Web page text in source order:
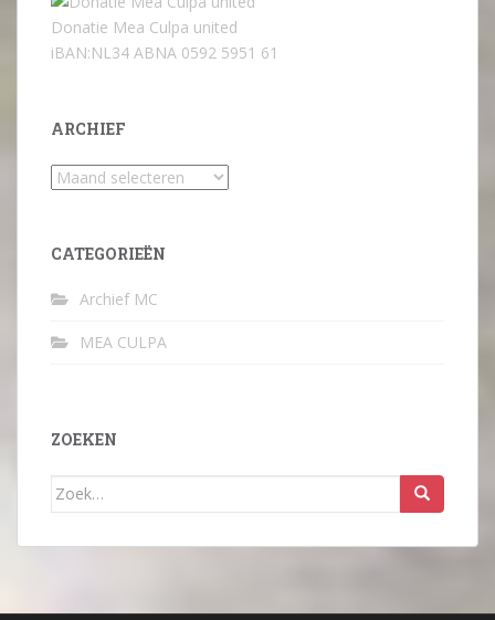
Donatie Mea Culpa united
iBAN:NL34 ABNA 0592 5951 61
ARCHIEF
Archief
CATEGORIEËN
Archief MC
MEA CULPA
ZOEKEN
Zoek